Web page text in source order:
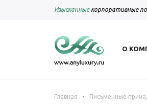
Изысканныекорпоративные
О
Главная - Письменные